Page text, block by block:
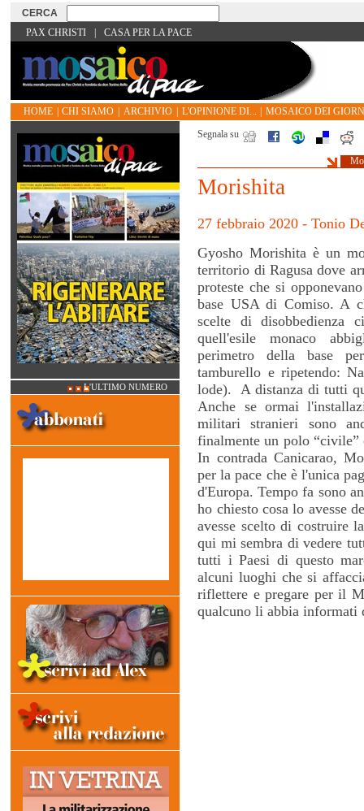
PAX CHRISTI CASA PER LA PACE
HOME CHI SIAMO ARCHIVIO L'OPINIONE DI...
MOSAICO DEI
Segnala su
Morishita
27 febbraio 2020 - Tonio
Gyosho Morishita è un
territorio di Ragusa dove
proteste che si
base USA di Comiso. A
scelte di disobbedienza
quell'esile monaco
perimetro della base
tamburello e ripetendo:
lode). A distanza di tutti
Anche se ormai
militari stranieri sono
finalmente un polo
In contrada Canicarao,
per la pace che è l'unica
d'Europa. Tempo fa sono
ho chiesto cosa lo avesse
avesse scelto di costruire
qui mi sembra di vedere
tutti i Paesi di questo
alcuni luoghi che si
riflettere e pregare per il
qualcuno li abbia informati
L'ULTIMO NUMERO